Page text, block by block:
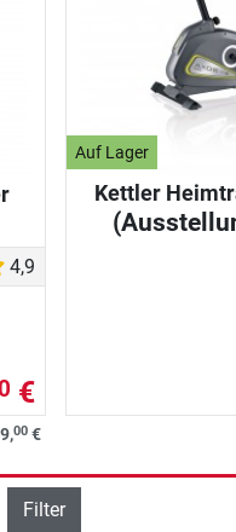
4,9
€
00 €
Auf Lager
Kettler
Ansicht filtern
Filter